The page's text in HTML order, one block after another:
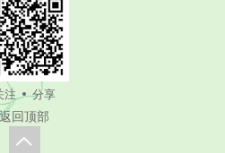
注
分享
返回顶部